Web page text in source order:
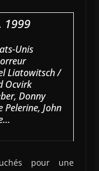
1999
Unis
Liatowitsch /
Ocvirk
Donny
Pelerine, John
pour une